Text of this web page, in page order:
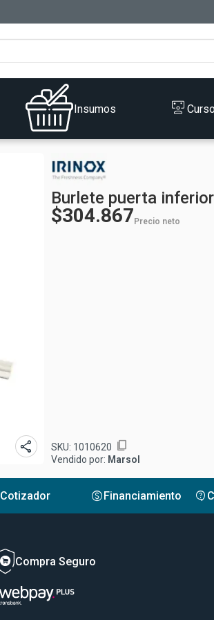
Insumos
share
Burlete puerta
$304.867 Precio neto
SKU: 1010620 content_copy
Vendido por: Marsol
Cotizador monetization_onFinanciamiento contact_support
Compra Seguro